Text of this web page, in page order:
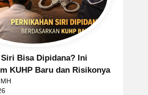
Bisa Dipidana? Ini
KUHP Baru dan Risikonya